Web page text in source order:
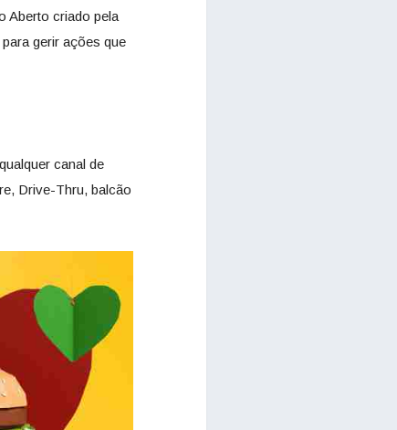
Aberto criado pela
gerir ações que
canal de
Drive-Thru, balcão